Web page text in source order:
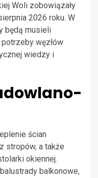
Woli zobowiązały
2026 roku. W
będą musieli
węzłów
wiedzy i
ścian
stropów, a także
okiennej.
balkonowe,